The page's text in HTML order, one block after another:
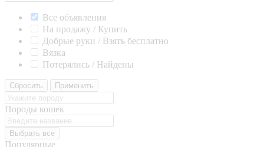
Все объявления
На продажу / Купить
Добрые руки / Взять бесплатно
Вязка
Потерялись / Найдены
Сбросить Применить
Породы кошек
Выбрать все
Популярные